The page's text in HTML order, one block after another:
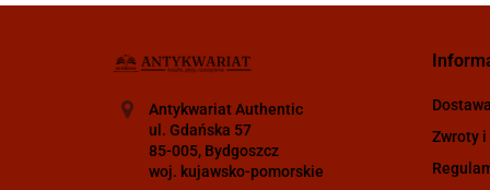
Antykwariat Authentic
ul. Gdańska 57
85-005, Bydgoszcz
woj. kujawsko-pomorskie
Dostawa
Zwroty